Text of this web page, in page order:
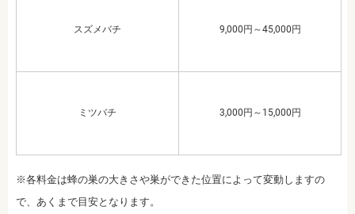
スズメバチ 9,000円～45,000円
ミツバチ 3,000円～15,000円
※各料金は蜂の巣の大きさや巣ができた位置によって変動しますの
で、あくまで目安となります。